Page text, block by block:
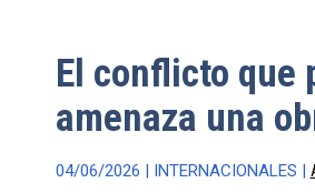
El conflicto que
amenaza una
04/06/2026 | INTERNACIONALES |